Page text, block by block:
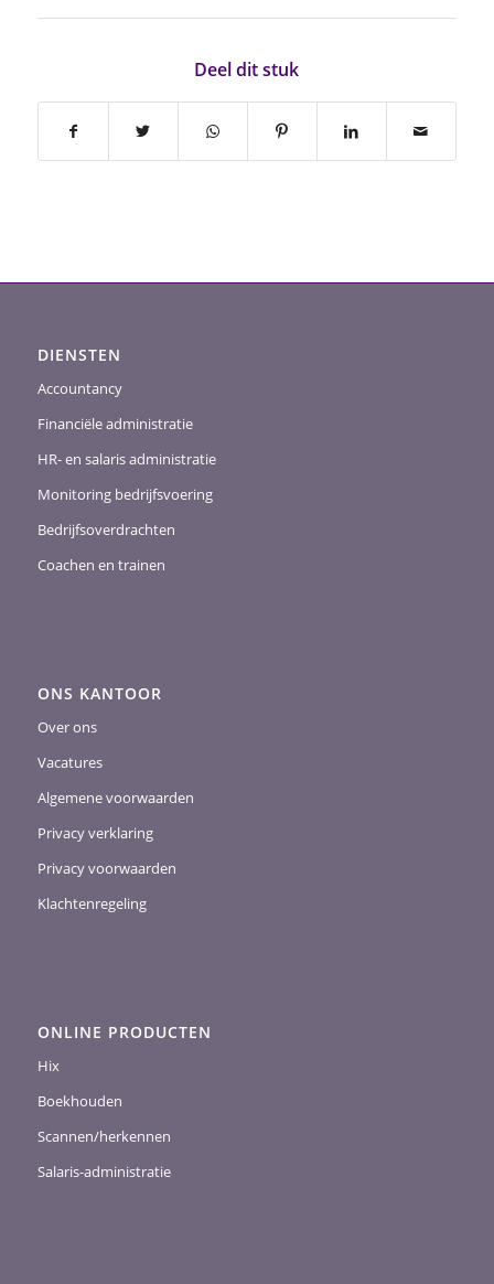
Deel dit stuk
DIENSTEN
Accountancy
Financiële administratie
HR- en salaris administratie
Monitoring bedrijfsvoering
Bedrijfsoverdrachten
Coachen en trainen
ONS KANTOOR
Over ons
Vacatures
Algemene voorwaarden
Privacy verklaring
Privacy voorwaarden
Klachtenregeling
ONLINE PRODUCTEN
Hix
Boekhouden
Scannen/herkennen
Salaris-administratie